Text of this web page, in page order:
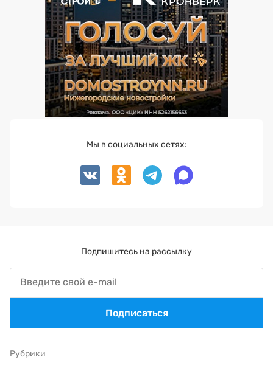
Рубрики
Мы в социальных сетях:
Подпишитесь на рассылку
Подписаться